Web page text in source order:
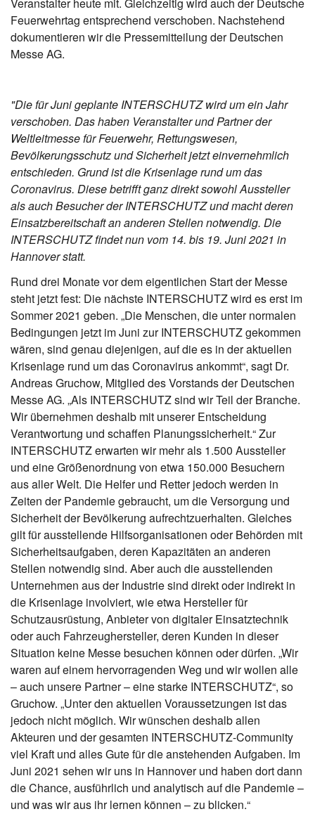
Feuerwehrtag entsprechend verschoben. Nachstehend
dokumentieren wir die Pressemitteilung der Deutschen
Messe AG.
"Die für Juni geplante INTERSCHUTZ wird um ein Jahr
verschoben. Das haben Veranstalter und Partner der
Weltleitmesse für Feuerwehr, Rettungswesen,
Bevölkerungsschutz und Sicherheit jetzt einvernehmlich
entschieden. Grund ist die Krisenlage rund um das
Coronavirus. Diese betrifft ganz direkt sowohl Aussteller
als auch Besucher der INTERSCHUTZ und macht deren
Einsatzbereitschaft an anderen Stellen notwendig. Die
INTERSCHUTZ findet nun vom 14. bis 19. Juni 2021 in
Hannover statt.
Rund drei Monate vor dem eigentlichen Start der Messe
steht jetzt fest: Die nächste INTERSCHUTZ wird es erst im
Sommer 2021 geben. „Die Menschen, die unter normalen
Bedingungen jetzt im Juni zur INTERSCHUTZ gekommen
wären, sind genau diejenigen, auf die es in der aktuellen
Krisenlage rund um das Coronavirus ankommt“, sagt Dr.
Andreas Gruchow, Mitglied des Vorstands der Deutschen
Messe AG. „Als INTERSCHUTZ sind wir Teil der Branche.
Wir übernehmen deshalb mit unserer Entscheidung
Verantwortung und schaffen Planungssicherheit.“ Zur
INTERSCHUTZ erwarten wir mehr als 1.500 Aussteller
und eine Größenordnung von etwa 150.000 Besuchern
aus aller Welt. Die Helfer und Retter jedoch werden in
Zeiten der Pandemie gebraucht, um die Versorgung und
Sicherheit der Bevölkerung aufrechtzuerhalten. Gleiches
gilt für ausstellende Hilfsorganisationen oder Behörden mit
Sicherheitsaufgaben, deren Kapazitäten an anderen
Stellen notwendig sind. Aber auch die ausstellenden
Unternehmen aus der Industrie sind direkt oder indirekt in
die Krisenlage involviert, wie etwa Hersteller für
Schutzausrüstung, Anbieter von digitaler Einsatztechnik
oder auch Fahrzeughersteller, deren Kunden in dieser
Situation keine Messe besuchen können oder dürfen. „Wir
waren auf einem hervorragenden Weg und wir wollen alle
– auch unsere Partner – eine starke INTERSCHUTZ“, so
Gruchow. „Unter den aktuellen Voraussetzungen ist das
jedoch nicht möglich. Wir wünschen deshalb allen
Akteuren und der gesamten INTERSCHUTZ-Community
viel Kraft und alles Gute für die anstehenden Aufgaben. Im
Juni 2021 sehen wir uns in Hannover und haben dort dann
die Chance, ausführlich und analytisch auf die Pandemie –
und was wir aus ihr lernen können – zu blicken.“